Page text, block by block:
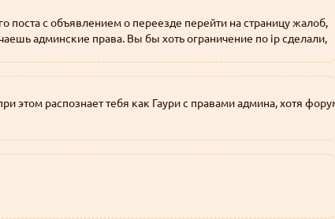
поста с объявлением о переезде перейти на страницу жалоб,
админские права. Вы бы хоть ограничение по ip сделали,
этом распознает тебя как Гаури с правами админа, хотя